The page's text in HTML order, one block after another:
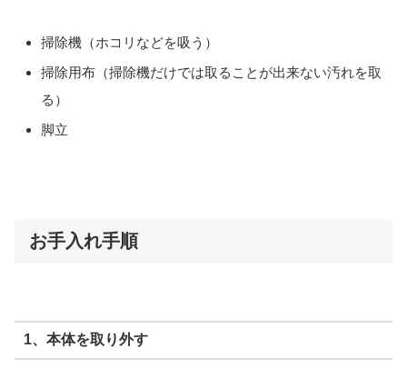
掃除機（ホコリなどを吸う）
掃除用布（掃除機だけでは取ることが出来ない汚れを取
る）
脚立
お手入れ手順
1、本体を取り外す